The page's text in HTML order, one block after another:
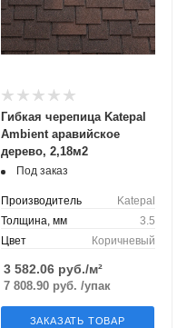
Гибкая черепица Katepal
Ambient аравийское
дерево, 2,18м2
Под заказ
Производитель
Katepal
Толщина, мм
3.5
Цвет
Коричневый
3 582.06 руб./м²
7 808.90руб. /упак
ЗАКАЗАТЬ ТОВАР